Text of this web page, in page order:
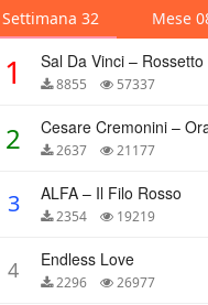
Settimana 32 Mese
1 8855 57337
2 2637 21177
3 ALFA – Il Filo Rosso
2354 19219
4 Endless Love
2296 26977